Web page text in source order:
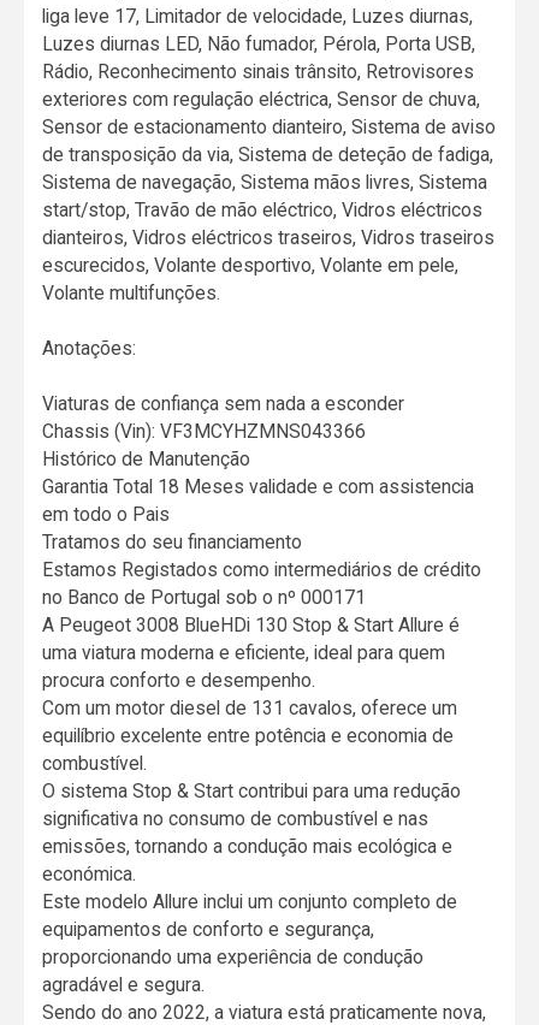
liga leve 17, Limitador de velocidade, Luzes diurnas,
Luzes diurnas LED, Não fumador, Pérola, Porta USB,
Rádio, Reconhecimento sinais trânsito, Retrovisores
exteriores com regulação eléctrica, Sensor de chuva,
Sensor de estacionamento dianteiro, Sistema de aviso
de transposição da via, Sistema de deteção de fadiga,
Sistema de navegação, Sistema mãos livres, Sistema
start/stop, Travão de mão eléctrico, Vidros eléctricos
dianteiros, Vidros eléctricos traseiros, Vidros traseiros
escurecidos, Volante desportivo, Volante em pele,
Volante multifunções.
Anotações:
Viaturas de confiança sem nada a esconder
Chassis (Vin): VF3MCYHZMNS043366
Histórico de Manutenção
Garantia Total 18 Meses validade e com assistencia
em todo o Pais
Tratamos do seu financiamento
Estamos Registados como intermediários de crédito
no Banco de Portugal sob o nº 000171
A Peugeot 3008 BlueHDi 130 Stop & Start Allure é
uma viatura moderna e eficiente, ideal para quem
procura conforto e desempenho.
Com um motor diesel de 131 cavalos, oferece um
equilíbrio excelente entre potência e economia de
combustível.
O sistema Stop & Start contribui para uma redução
significativa no consumo de combustível e nas
emissões, tornando a condução mais ecológica e
económica.
Este modelo Allure inclui um conjunto completo de
equipamentos de conforto e segurança,
proporcionando uma experiência de condução
agradável e segura.
Sendo do ano 2022, a viatura está praticamente nova,